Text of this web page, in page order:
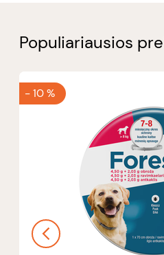
Populiariausios
-10 %